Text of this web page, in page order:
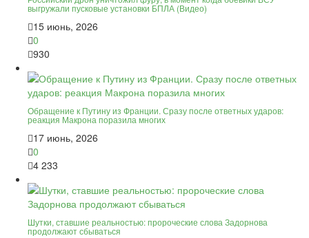
выгружали пусковые установки БПЛА (Видео)
15 июнь, 2026
0
930
Обращение к Путину из Франции. Сразу после ответных ударов:
реакция Макрона поразила многих
17 июнь, 2026
0
4 233
Шутки, ставшие реальностью: пророческие слова Задорнова
продолжают сбываться